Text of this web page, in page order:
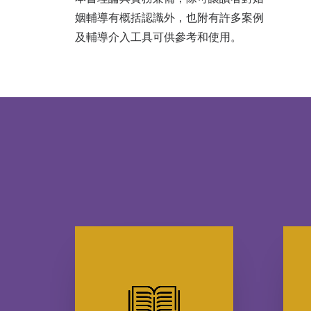
姻輔導有概括認識外，也附有許多案例
及輔導介入工具可供參考和使用。